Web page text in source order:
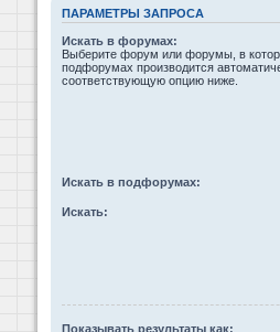
ПАРАМЕТРЫ ЗАПРОСА
Искать в форумах:
Выберите форум или форумы, в
подфорумах производится
соответствующую опцию ниже.
Искать в подфорумах:
Искать:
Показывать результаты как: